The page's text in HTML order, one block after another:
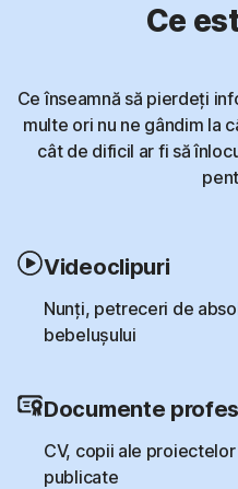
Ce
Ce înseamnă să pierdeți
multe ori nu ne gândim la
cât de dificil ar fi să
Videoclipuri
Nunți, petreceri de
bebelușului
Documente
CV, copii ale
publicate